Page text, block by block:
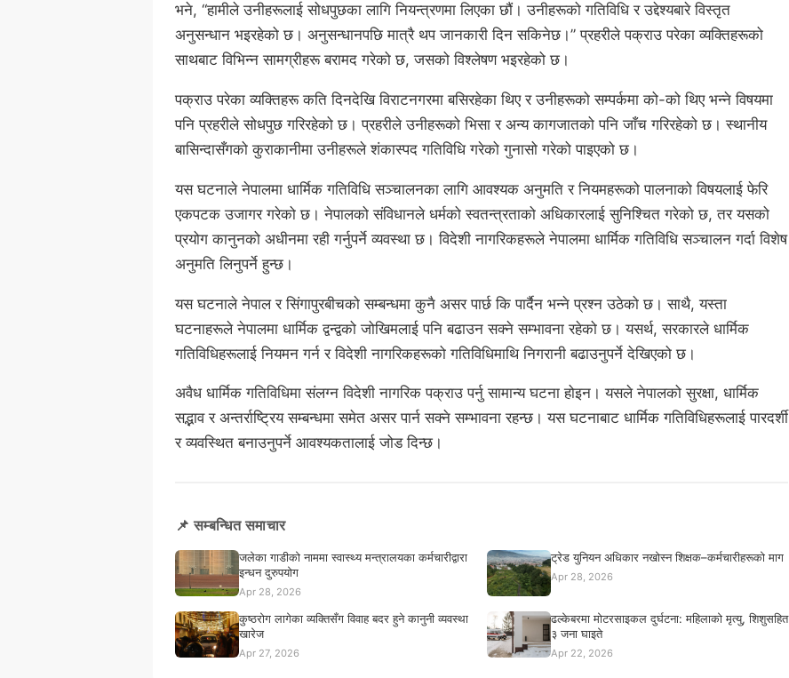
भने, “हामीले उनीहरूलाई सोधपुछका लागि नियन्त्रणमा लिएका छौं। उनीहरूको गतिविधि र उद्देश्यबारे विस्तृत
अनुसन्धान भइरहेको छ। अनुसन्धानपछि मात्रै थप जानकारी दिन सकिनेछ।” प्रहरीले पक्राउ परेका व्यक्तिहरूको
साथबाट विभिन्न सामग्रीहरू बरामद गरेको छ, जसको विश्लेषण भइरहेको छ।
पक्राउ परेका व्यक्तिहरू कति दिनदेखि विराटनगरमा बसिरहेका थिए र उनीहरूको सम्पर्कमा को-को थिए भन्ने विषयमा
पनि प्रहरीले सोधपुछ गरिरहेको छ। प्रहरीले उनीहरूको भिसा र अन्य कागजातको पनि जाँच गरिरहेको छ। स्थानीय
बासिन्दासँगको कुराकानीमा उनीहरूले शंकास्पद गतिविधि गरेको गुनासो गरेको पाइएको छ।
यस घटनाले नेपालमा धार्मिक गतिविधि सञ्चालनका लागि आवश्यक अनुमति र नियमहरूको पालनाको विषयलाई फेरि
एकपटक उजागर गरेको छ। नेपालको संविधानले धर्मको स्वतन्त्रताको अधिकारलाई सुनिश्चित गरेको छ, तर यसको
प्रयोग कानुनको अधीनमा रही गर्नुपर्ने व्यवस्था छ। विदेशी नागरिकहरूले नेपालमा धार्मिक गतिविधि सञ्चालन गर्दा विशेष
अनुमति लिनुपर्ने हुन्छ।
यस घटनाले नेपाल र सिंगापुरबीचको सम्बन्धमा कुनै असर पार्छ कि पार्दैन भन्ने प्रश्न उठेको छ। साथै, यस्ता
घटनाहरूले नेपालमा धार्मिक द्वन्द्वको जोखिमलाई पनि बढाउन सक्ने सम्भावना रहेको छ। यसर्थ, सरकारले धार्मिक
गतिविधिहरूलाई नियमन गर्न र विदेशी नागरिकहरूको गतिविधिमाथि निगरानी बढाउनुपर्ने देखिएको छ।
अवैध धार्मिक गतिविधिमा संलग्न विदेशी नागरिक पक्राउ पर्नु सामान्य घटना होइन। यसले नेपालको सुरक्षा, धार्मिक
सद्भाव र अन्तर्राष्ट्रिय सम्बन्धमा समेत असर पार्न सक्ने सम्भावना रहन्छ। यस घटनाबाट धार्मिक गतिविधिहरूलाई पारदर्शी
र व्यवस्थित बनाउनुपर्ने आवश्यकतालाई जोड दिन्छ।
📌 सम्बन्धित समाचार
जलेका गाडीको नाममा स्वास्थ्य मन्त्रालयका कर्मचारीद्वारा
इन्धन दुरुपयोग
Apr 28, 2026
ट्रेड युनियन अधिकार नखोस्न शिक्षक–कर्मचारीहरूको माग
Apr 28, 2026
कुष्ठरोग लागेका व्यक्तिसँग विवाह बदर हुने कानुनी व्यवस्था
खारेज
Apr 27, 2026
ढल्केबरमा मोटरसाइकल दुर्घटना: महिलाको मृत्यु, शिशुसहित
३ जना घाइते
Apr 22, 2026